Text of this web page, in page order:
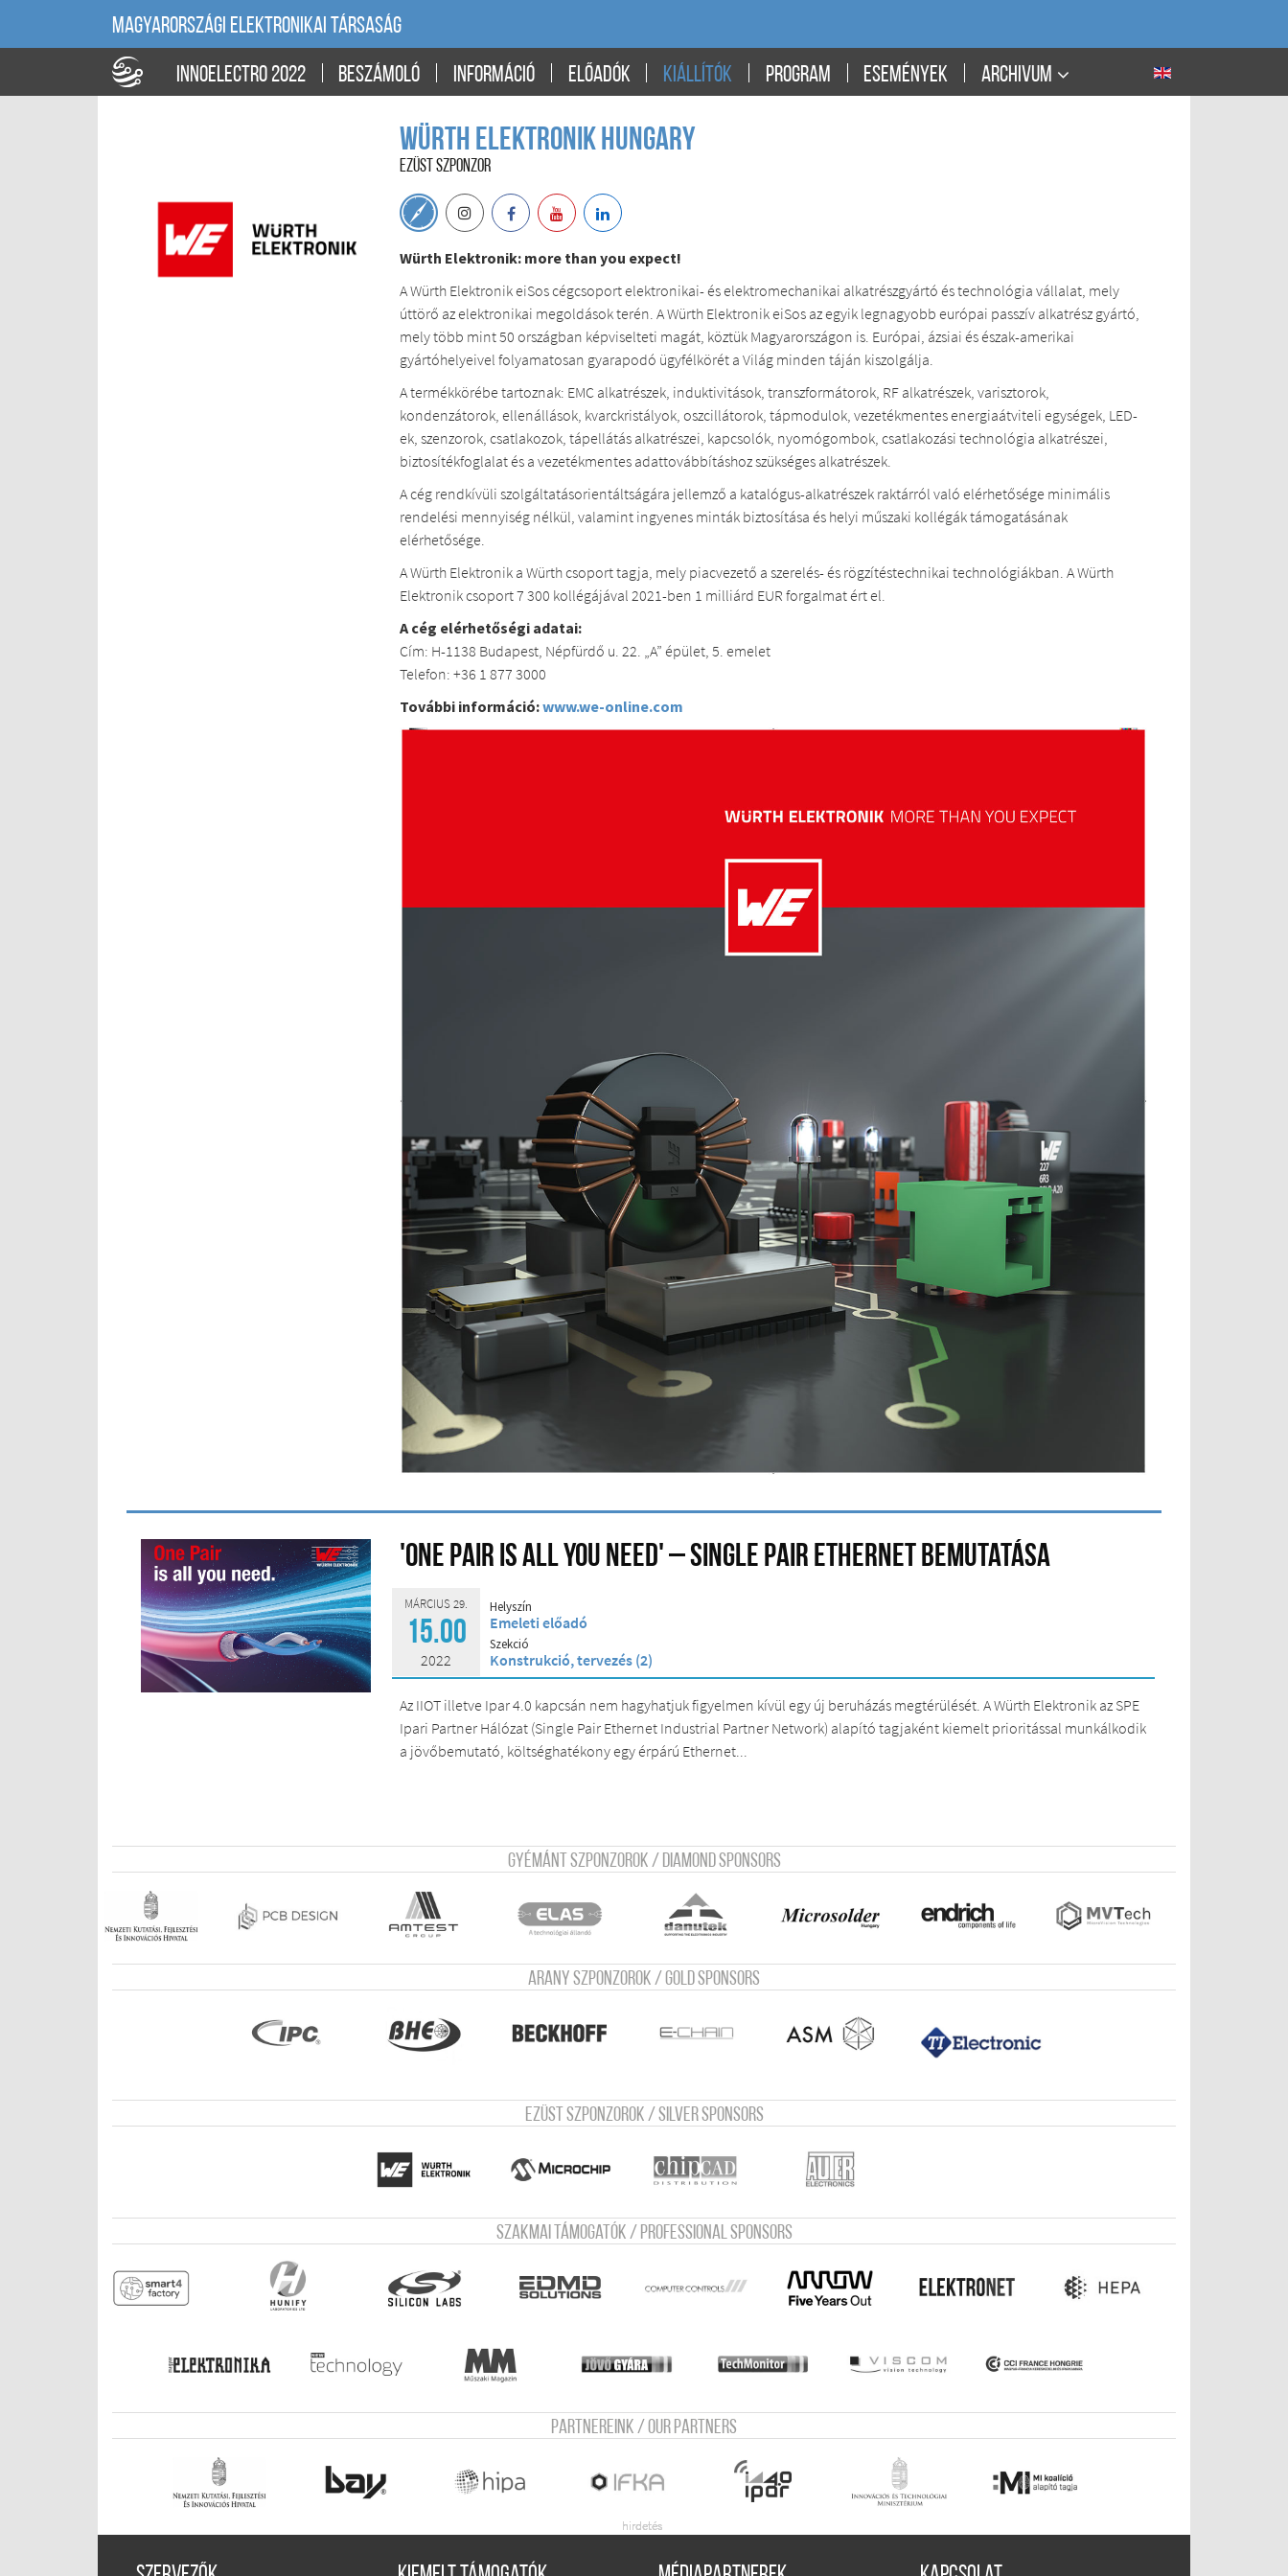
MAGYARORSZÁGI ELEKTRONIKAI TÁRSASÁG
INNOELECTRO 2022 BESZÁMOLÓ INFORMÁCIÓ ELŐADÓK KIÁLLÍTÓK PROGRAM ESEMÉNYEK ARCHIVUM
Würth Elektronik Hungary
EZÜST SZPONZOR
Würth Elektronik: more than you expect!
A Würth Elektronik eiSos cégcsoport elektronikai- és elektromechanikai alkatrészgyártó és technológia vállalat, mely
úttörő az elektronikai megoldások terén. A Würth Elektronik eiSos az egyik legnagyobb európai passzív alkatrész gyártó,
mely több mint 50 országban képviselteti magát, köztük Magyarországon is. Európai, ázsiai és észak-amerikai
gyártóhelyeivel folyamatosan gyarapodó ügyfélkörét a Világ minden táján kiszolgálja.
A termékkörébe tartoznak: EMC alkatrészek, induktivitások, transzformátorok, RF alkatrészek, varisztorok,
kondenzátorok, ellenállások, kvarckristályok, oszcillátorok, tápmodulok, vezetékmentes energiaátviteli egységek, LED-
ek, szenzorok, csatlakozok, tápellátás alkatrészei, kapcsolók, nyomógombok, csatlakozási technológia alkatrészei,
biztosítékfoglalat és a vezetékmentes adattovábbításhoz szükséges alkatrészek.
A cég rendkívüli szolgáltatásorientáltságára jellemző a katalógus-alkatrészek raktárról való elérhetősége minimális
rendelési mennyiség nélkül, valamint ingyenes minták biztosítása és helyi műszaki kollégák támogatásának
elérhetősége.
A Würth Elektronik a Würth csoport tagja, mely piacvezető a szerelés- és rögzítéstechnikai technológiákban. A Würth
Elektronik csoport 7 300 kollégájával 2021-ben 1 milliárd EUR forgalmat ért el.
A cég elérhetőségi adatai:
Cím: H-1138 Budapest, Népfürdő u. 22. „A” épület, 5. emelet
Telefon: +36 1 877 3000
További információ:www.we-online.com
'One pair is all you need' – Single Pair Ethernet bemutatása
MÁRCIUS 29.
15.00
2022
Helyszín
Emeleti előadó
Szekció
Konstrukció, tervezés (2)
Az IIOT illetve Ipar 4.0 kapcsán nem hagyhatjuk figyelmen kívül egy új beruházás megtérülését. A Würth Elektronik az SPE
Ipari Partner Hálózat (Single Pair Ethernet Industrial Partner Network) alapító tagjaként kiemelt prioritással munkálkodik
a jövőbemutató, költséghatékony egy érpárú Ethernet...
Gyémánt szponzorok / Diamond sponsors
Arany szponzorok / Gold sponsors
Ezüst szponzorok / Silver sponsors
Szakmai támogatók / Professional sponsors
Partnereink / Our Partners